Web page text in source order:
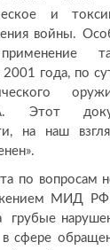
и
войны.
2001 года, по
Этот
на наш
по вопросам
МИД РФ
грубые
сфере